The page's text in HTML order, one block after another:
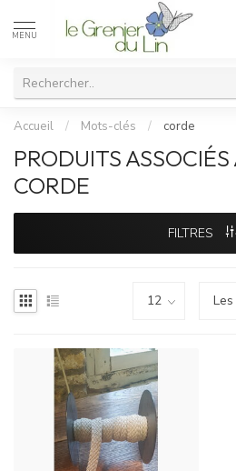
MENU
Accueil / Mots-clés / corde
PRODUITS
CORDE
FILTRES